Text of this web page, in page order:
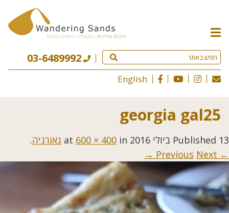
תפריט
האתר
03-6489992
English
georgia gal25
Published 13 ביולי 2016 600 × 400 in גאורגיה.
← Previous
Next →